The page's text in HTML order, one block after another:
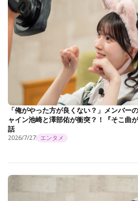
「俺がやった方が良くない？」メンバー
ャイン池崎と澤部佑が衝突？！『そこ曲
話
2026/7/27 エンタメ